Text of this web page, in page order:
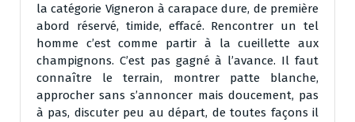
la catégorie Vigneron à carapace dure, de première
abord réservé, timide, effacé. Rencontrer un tel
homme c’est comme partir à la cueillette aux
champignons. C’est pas gagné à l’avance. Il faut
connaître le terrain, montrer patte blanche,
approcher sans s’annoncer mais doucement, pas
à pas, discuter peu au départ, de toutes façons il